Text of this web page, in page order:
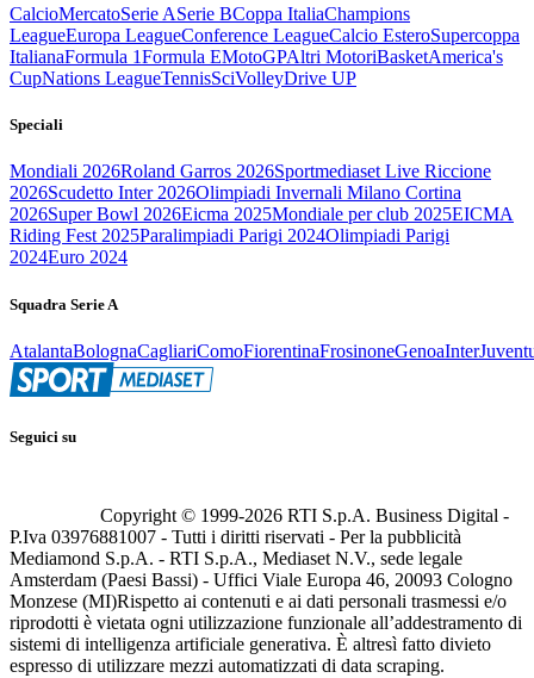
CalcioMercatoSerie ASerie BCoppa ItaliaChampions
LeagueEuropa LeagueConference LeagueCalcio EsteroSupercoppa
ItalianaFormula 1Formula EMotoGPAltri MotoriBasketAmerica's
CupNations LeagueTennisSciVolleyDrive UP
Speciali
Mondiali 2026Roland Garros 2026Sportmediaset Live Riccione
2026Scudetto Inter 2026Olimpiadi Invernali Milano Cortina
2026Super Bowl 2026Eicma 2025Mondiale per club 2025EICMA
Riding Fest 2025Paralimpiadi Parigi 2024Olimpiadi Parigi
2024Euro 2024
Squadra Serie A
AtalantaBolognaCagliariComoFiorentinaFrosinoneGenoaInter
Seguici su
Copyright © 1999-2026 RTI S.p.A. Business Digital -
P.Iva 03976881007 - Tutti i diritti riservati - Per la pubblicità
Mediamond S.p.A. - RTI S.p.A., Mediaset N.V., sede legale
Amsterdam (Paesi Bassi) - Uffici Viale Europa 46, 20093 Cologno
Monzese (MI)Rispetto ai contenuti e ai dati personali trasmessi e/o
riprodotti è vietata ogni utilizzazione funzionale all’addestramento di
sistemi di intelligenza artificiale generativa. È altresì fatto divieto
espresso di utilizzare mezzi automatizzati di data scraping.